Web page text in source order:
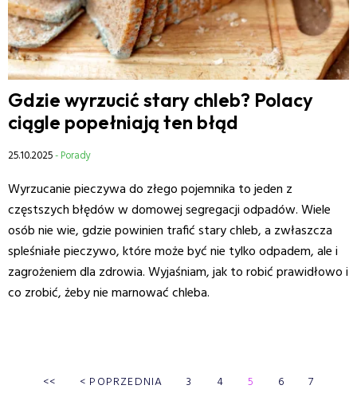
Gdzie wyrzucić stary chleb? Polacy
ciągle popełniają ten błąd
25.10.2025- Porady
Wyrzucanie pieczywa do złego pojemnika to jeden z
częstszych błędów w domowej segregacji odpadów. Wiele
osób nie wie, gdzie powinien trafić stary chleb, a zwłaszcza
spleśniałe pieczywo, które może być nie tylko odpadem, ale i
zagrożeniem dla zdrowia. Wyjaśniam, jak to robić prawidłowo i
co zrobić, żeby nie marnować chleba.
<< < POPRZEDNIA 3 4 5 6
7